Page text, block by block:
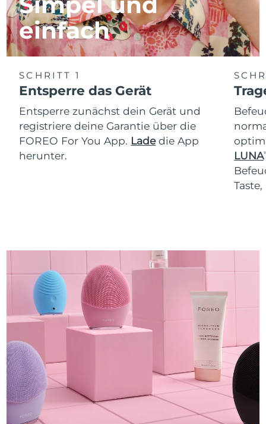
einfach
SCHRITT 1
Entsperre das Gerät
Entsperre zunächst dein Gerät und
registriere deine Garantie über die
FOREO For You App. Ladedie App
herunter.
LUNA